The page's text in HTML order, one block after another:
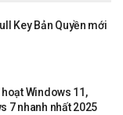
Key Bản Quyền mới
Windows 11,
7 nhanh nhất 2025